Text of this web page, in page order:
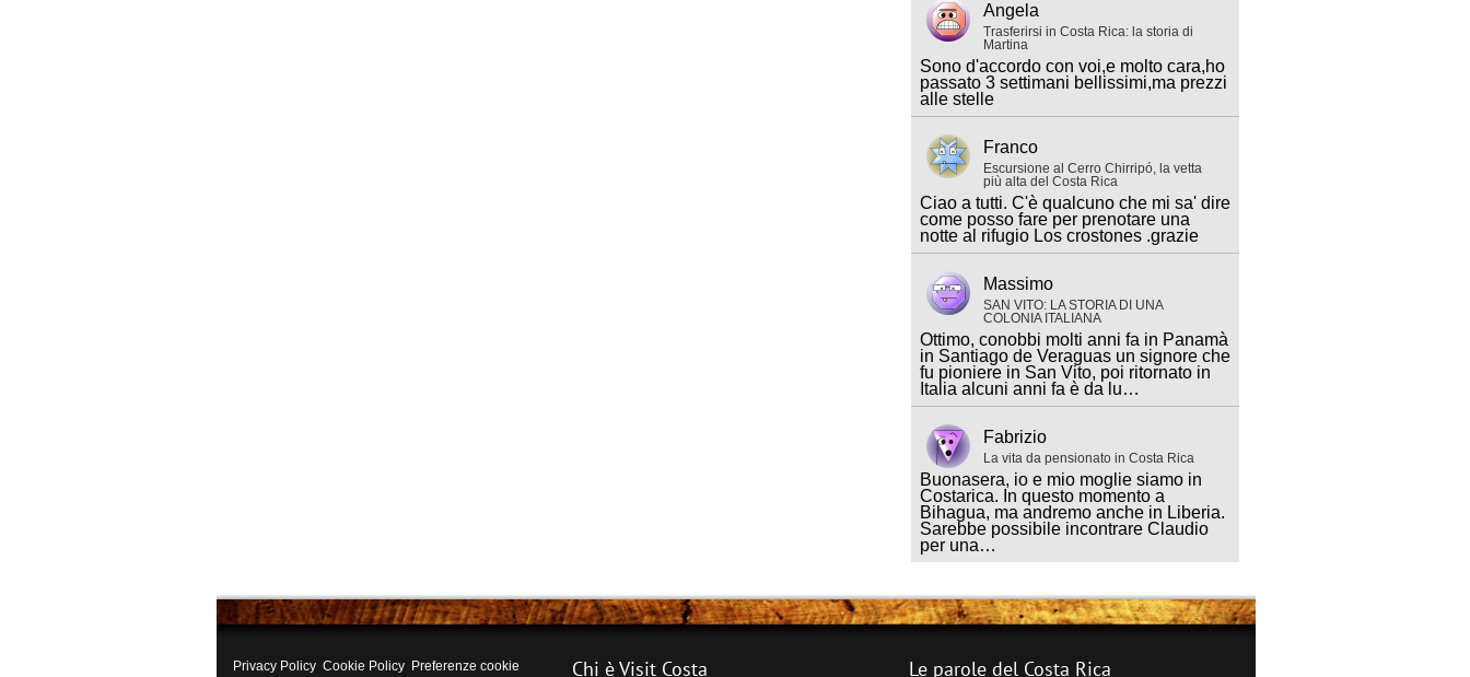
Angela
Trasferirsi in Costa Rica: la storia di
Martina
Sono d'accordo con voi,e molto cara,ho
passato 3 settimani bellissimi,ma prezzi
alle stelle
Franco
Escursione al Cerro Chirripó, la vetta
più alta del Costa Rica
Ciao a tutti. C'è qualcuno che mi sa' dire
come posso fare per prenotare una
notte al rifugio Los crostones .grazie
Massimo
SAN VITO: LA STORIA DI UNA
COLONIA ITALIANA
Ottimo, conobbi molti anni fa in Panamà
in Santiago de Veraguas un signore che
fu pioniere in San Vito, poi ritornato in
Italia alcuni anni fa è da lu…
Fabrizio
La vita da pensionato in Costa Rica
Buonasera, io e mio moglie siamo in
Costarica. In questo momento a
Bihagua, ma andremo anche in Liberia.
Sarebbe possibile incontrare Claudio
per una…
Privacy Policy Cookie Policy Preferenze cookie Chi è Visit Costa Le parole del Costa Rica